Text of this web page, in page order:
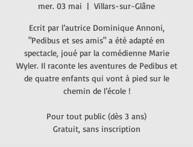
mer. 03 mai
  |
Villars-sur-Glâne
Ecrit par l’autrice Dominique Annoni,
"Pedibus et ses amis" a été adapté en
spectacle, joué par la comédienne Marie
Wyler. Il raconte les aventures de Pedibus et
de quatre enfants qui vont à pied sur le
chemin de l’école !
Pour tout public (dès 3 ans)
Gratuit, sans inscription